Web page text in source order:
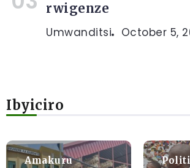
rwigenze
Umwanditsi October 5,
Ibyiciro
Amakuru